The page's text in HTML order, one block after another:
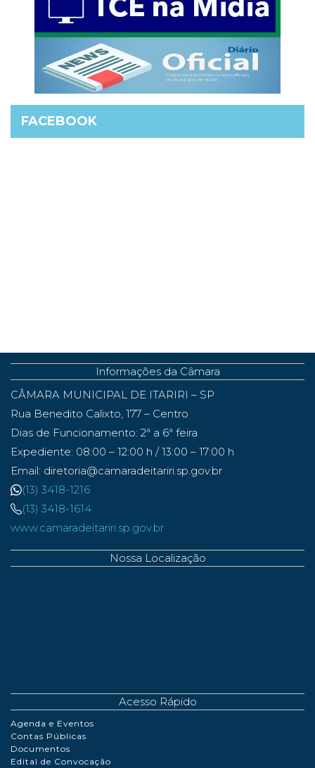
FACEBOOK
Informações da Câmara
CÂMARA MUNICIPAL DE ITARIRI – SP
Rua Benedito Calixto, 177 – Centro
Dias de Funcionamento: 2ª a 6ª feira
Expediente: 08:00 – 12:00 h / 13:00 – 17:00 h
Email: diretoria@camaradeitariri.sp.gov.br
(13) 3418-1216
(13) 3418-1614
www.camaradeitariri.sp.gov.br
Nossa Localização
Acesso Rápido
Agenda e Eventos
Contas Públicas
Documentos
Edital de Convocação